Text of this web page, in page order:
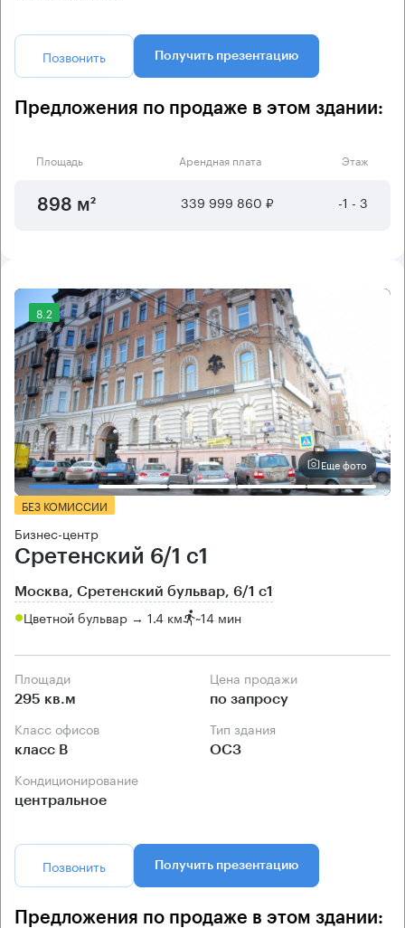
Позвонить Получить презентацию
Предложения по продаже в этом здании:
Площадь Арендная плата Этаж
898 м² 339 999 860 ₽ -1 - 3
8.2
Еще фото
БЕЗ КОМИССИИ
Бизнес-центр
Сретенский 6/1 с1
Москва, Сретенский бульвар, 6/1 с1
Цветной бульвар → 1.4 км ~14 мин
Площади
295 кв.м
Цена продажи
по запросу
Класс офисов
класс B
Тип здания
ОСЗ
Кондиционирование
центральное
Позвонить Получить презентацию
Предложения по продаже в этом здании: